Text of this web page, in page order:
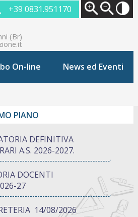
+39 0831.951170
(Br)
On-line News ed Eventi
PIANO
DEFINITIVA
A.S. 2026-2027.
DOCENTI
27
14/08/2026